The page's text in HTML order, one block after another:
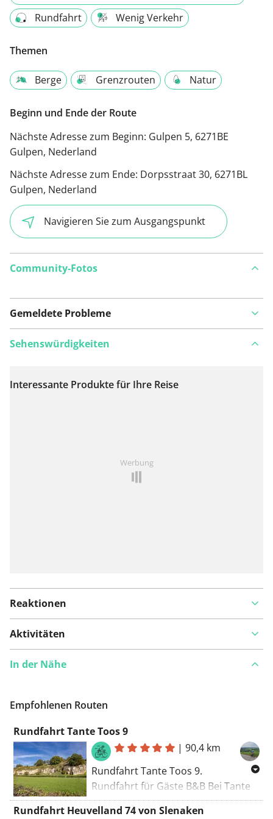
Rundfahrt
Wenig Verkehr
Themen
Berge Grenzrouten Natur
Beginn und Ende der Route
Nächste Adresse zum Beginn: Gulpen 5, 6271BE
Gulpen, Nederland
Nächste Adresse zum Ende: Dorpsstraat 30, 6271BL
Gulpen, Nederland
Navigieren Sie zum Ausgangspunkt
Community-Fotos
Gemeldete Probleme
Auf Karte anzeigen
Sehenswürdigkeiten
Interessante Produkte für Ihre Reise
Werbung
Reaktionen
Aktivitäten
In der Nähe
Empfohlenen Routen
Rundfahrt Tante Toos 9
|90,4 km
Rundfahrt Tante Toos 9.
Rundfahrt für Gäste B&B Bei Tante
Toos. Anstiege: Klaasvelderweg
Rundfahrt Heuvelland 74 von Slenaken